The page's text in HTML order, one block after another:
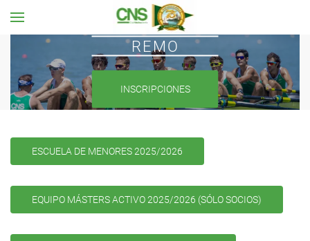
Ir al contenido principalREMO
INSCRIPCIONES
ESCUELA DE MENORES 2025/2026
EQUIPO MÁSTERS ACTIVO 2025/2026 (SÓLO SOCIOS)